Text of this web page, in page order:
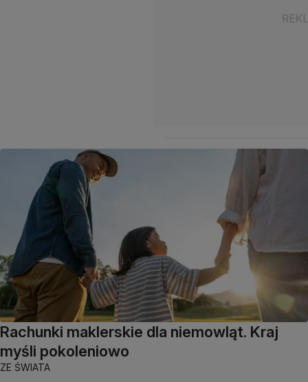
Rachunki maklerskie dla niemowląt. Kraj
myśli pokoleniowo
ZE ŚWIATA